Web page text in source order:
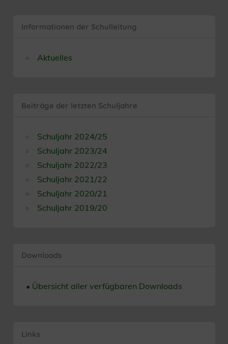
Informationen der Schulleitung
Aktuelles
Beiträge der letzten Schuljahre
Schuljahr 2024/25
Schuljahr 2023/24
Schuljahr 2022/23
Schuljahr 2021/22
Schuljahr 2020/21
Schuljahr 2019/20
Downloads
• Übersicht aller verfügbaren Downloads
Links